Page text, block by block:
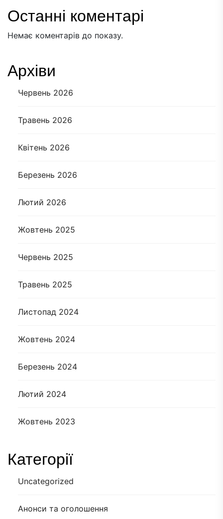
Останні коментарі
Немає коментарів до показу.
Архіви
Червень 2026
Травень 2026
Квітень 2026
Березень 2026
Лютий 2026
Жовтень 2025
Червень 2025
Травень 2025
Листопад 2024
Жовтень 2024
Березень 2024
Лютий 2024
Жовтень 2023
Категорії
Uncategorized
Анонси та оголошення